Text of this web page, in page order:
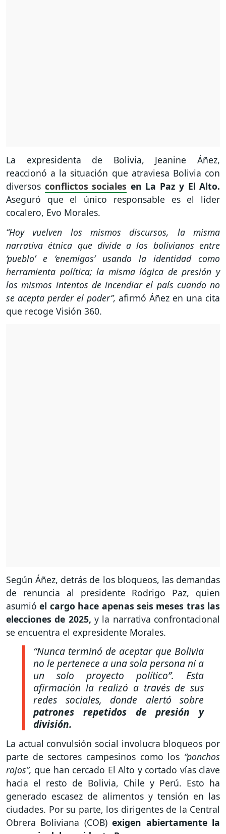
La expresidenta de Bolivia, Jeanine Áñez,
reaccionó a la situación que atraviesa Bolivia con
diversos conflictos sociales en La Paz y El Alto.
Aseguró que el único responsable es el líder
cocalero, Evo Morales.
“Hoy vuelven los mismos discursos, la misma
narrativa étnica que divide a los bolivianos entre
‘pueblo’ e ‘enemigos’ usando la identidad como
herramienta política; la misma lógica de presión y
los mismos intentos de incendiar el país cuando no
se acepta perder el poder”, afirmó Áñez en una cita
que recoge Visión 360.
Según Áñez, detrás de los bloqueos, las demandas
de renuncia al presidente Rodrigo Paz, quien
asumióel cargo hace apenas seis meses tras las
elecciones de 2025, y la narrativa confrontacional
se encuentra el expresidente Morales.
“Nunca terminó de aceptar que Bolivia
no le pertenece a una sola persona ni a
un solo proyecto político”. Esta
afirmación la realizó a través de sus
redes sociales, donde alertó sobre
patrones repetidos de presión y
división.
La actual convulsión social involucra bloqueos por
parte de sectores campesinos como los “ponchos
rojos”, que han cercado El Alto y cortado vías clave
hacia el resto de Bolivia, Chile y Perú. Esto ha
generado escasez de alimentos y tensión en las
ciudades. Por su parte, los dirigentes de la Central
Obrera Boliviana (COB)exigen abiertamente la